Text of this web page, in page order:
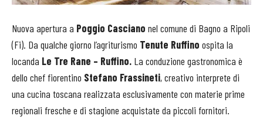
Nuova apertura a Poggio Casciano nel comune di Bagno a Ripoli
(Fi). Da qualche giorno l’agriturismo Tenute Ruffino ospita la
locanda Le Tre Rane – Ruffino. La conduzione gastronomica è
dello chef fiorentino Stefano Frassineti, creativo interprete di
una cucina toscana realizzata esclusivamente con materie prime
regionali fresche e di stagione acquistate da piccoli fornitori.